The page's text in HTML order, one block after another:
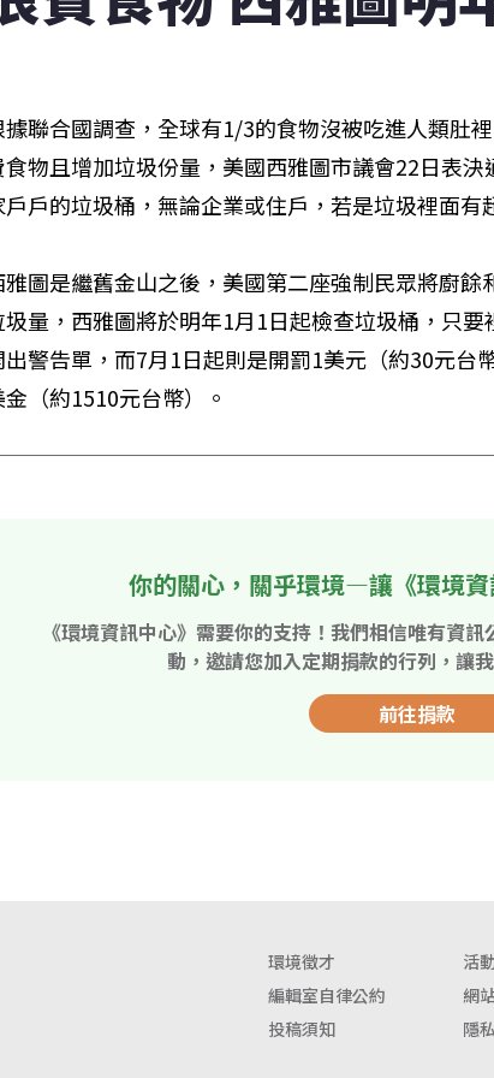
據聯合國調查，全球有1/3的食物沒被吃進人類肚
食物且增加垃圾份量，美國西雅圖市議會22日表
戶戶的垃圾桶，無論企業或住戶，若是垃圾裡面有
雅圖是繼舊金山之後，美國第二座強制民眾將廚
圾量，西雅圖將於明年1月1日起檢查垃圾桶，只
出警告單，而7月1日起則是開罰1美元（約30元台
金（約1510元台幣）。
你的關心，關乎環境—讓《環境
《環境資訊中心》需要你的支持！我們相信唯有資
動，邀請您加入定期捐款的行列，讓
前往捐款
環境徵才 活
編輯室自律公約
網
投稿須知
隱